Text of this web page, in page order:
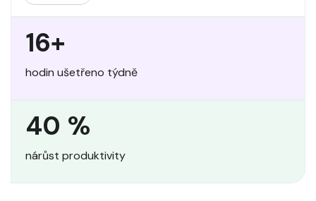
16+
hodin ušetřeno týdně
40 %
nárůst produktivity